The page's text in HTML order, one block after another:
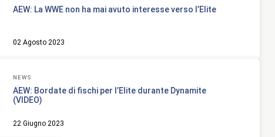
AEW: La WWE non ha mai avuto interesse verso l’Elite
02 Agosto 2023
NEWS
AEW: Bordate di fischi per l’Elite durante Dynamite
(VIDEO)
22 Giugno 2023